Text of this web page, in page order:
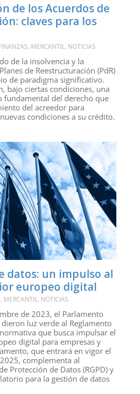
de los Acuerdos de
claves para los
, MERCANTIL, NOTICIAS
de la insolvencia y la
de Reestructuración (PdR)
de paradigma significativo.
bajo ciertas condiciones, una
fundamental del derecho que
del acreedor para
condiciones a su crédito.
datos: un impulso al
europeo digital
, MERCANTIL, NOTICIAS
de 2023, el Parlamento
luz verde al Reglamento
que busca impulsar el
digital para empresas y
que entrará en vigor el
complementa al
Protección de Datos (RGPD) y
para la gestión de datos